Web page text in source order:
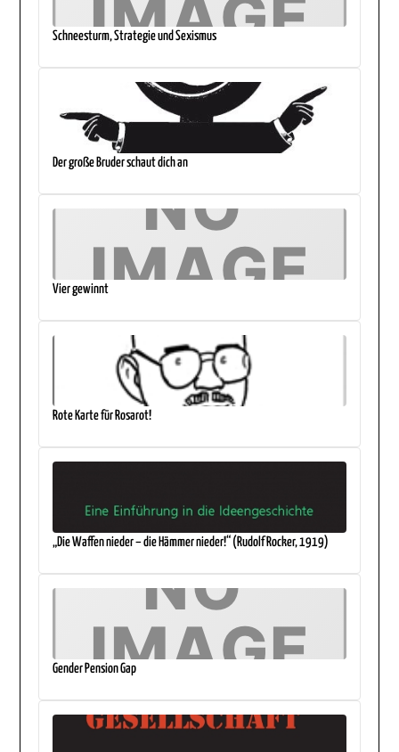
Schneesturm, Strategie und Sexismus
Der große Bruder schaut dich an
Vier gewinnt
Rote Karte für Rosarot!
„Die Waffen nieder – die Hämmer nieder!“ (Rudolf Rocker, 1919)
Gender Pension Gap